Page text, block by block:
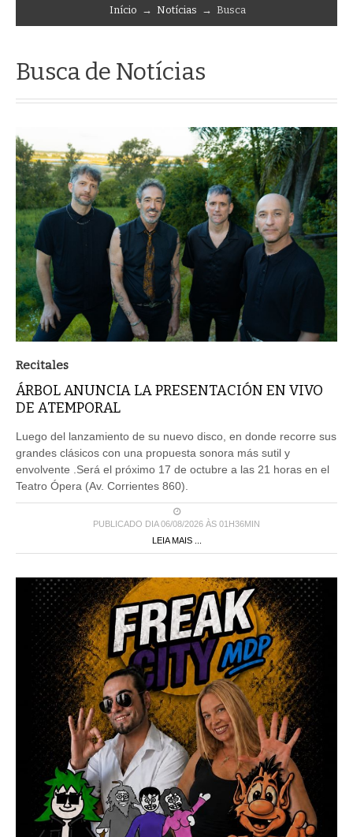
Início → Notícias → Busca
Busca de Notícias
Recitales
ÁRBOL ANUNCIA LA PRESENTACIÓN EN VIVO
DE ATEMPORAL
Luego del lanzamiento de su nuevo disco, en donde recorre sus
grandes clásicos con una propuesta sonora más sutil y
envolvente .Será el próximo 17 de octubre a las 21 horas en el
Teatro Ópera (Av. Corrientes 860).
PUBLICADO DIA 06/08/2026 ÀS 01H36MIN
LEIA MAIS ...